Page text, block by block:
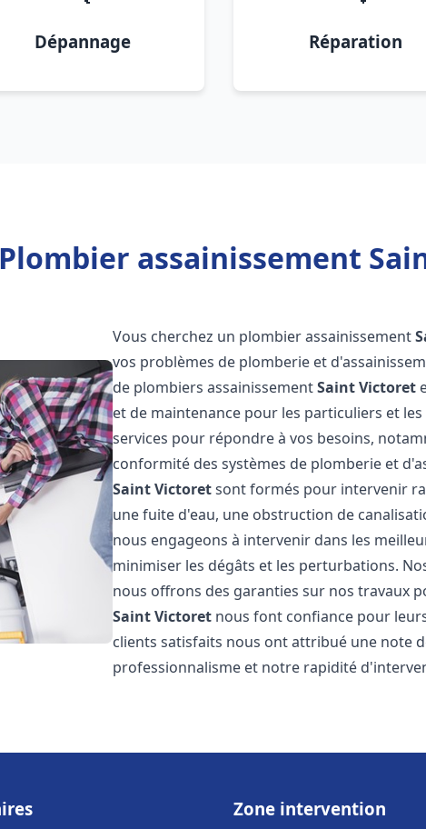
Dépannage Réparation
assainissement
Vous cherchez un plombier assainissement
vos problèmes de plomberie et
de plombiers assainissementSaint Victoret
et de maintenance pour les particuliers et
services pour répondre à vos besoins,
conformité des systèmes de plomberie et
Saint Victoretsont formés pour intervenir
une fuite d'eau, une obstruction de
nous engageons à intervenir dans les
minimiser les dégâts et les perturbations.
nous offrons des garanties sur nos travaux
Saint Victoret nous font confiance pour
clients satisfaits nous ont attribué une note
professionnalisme et notre rapidité
Zone intervention